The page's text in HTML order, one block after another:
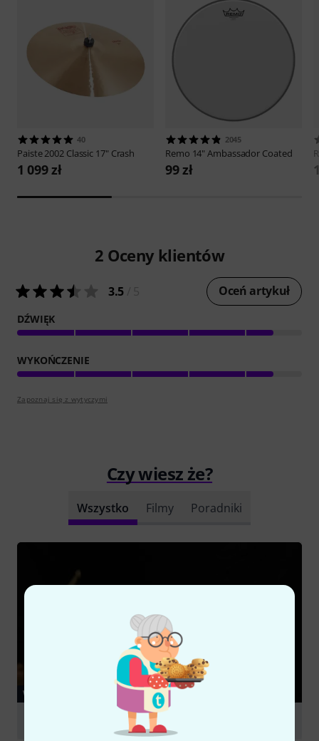
40
Paiste2002 Classic 17" Crash
1 099 zł
2045
Remo 14" Ambassador Coated
99 zł
2 Oceny klientów
3.5 Oceń artykuł
DŹWIĘK
WYKOŃCZENIE
Zapoznaj się z wytyczymi
Czy wiesz że?
Wszystko Filmy Poradniki
WIDEO
Ufip 17 Class Serie Crash Light